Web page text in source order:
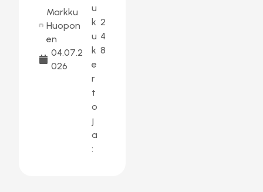
Markku
Huopon
en
04.07.2
026
u
k
u
k
e
r
t
o
j
a
:
2
4
8